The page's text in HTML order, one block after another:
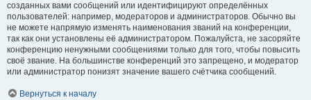
созданных вами сообщений или идентифицируют определённых
пользователей: например, модераторов и администраторов. Обычно вы
не можете напрямую изменять наименования званий на конференции,
так как они установлены её администратором. Пожалуйста, не засоряйте
конференцию ненужными сообщениями только для того, чтобы повысить
своё звание. На большинстве конференций это запрещено, и модератор
или администратор понизят значение вашего счётчика сообщений.
Вернуться к началу